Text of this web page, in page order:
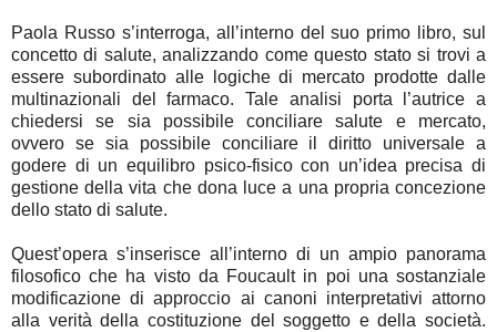
Paola Russo s’interroga, all’interno del suo primo libro, sul
concetto di salute, analizzando come questo stato si trovi a
essere subordinato alle logiche di mercato prodotte dalle
multinazionali del farmaco. Tale analisi porta l’autrice a
chiedersi se sia possibile conciliare salute e mercato,
ovvero se sia possibile conciliare il diritto universale a
godere di un equilibro psico-fisico con un’idea precisa di
gestione della vita che dona luce a una propria concezione
dello stato di salute.
Quest’opera s’inserisce all’interno di un ampio panorama
filosofico che ha visto da Foucault in poi una sostanziale
modificazione di approccio ai canoni interpretativi attorno
alla verità della costituzione del soggetto e della società.